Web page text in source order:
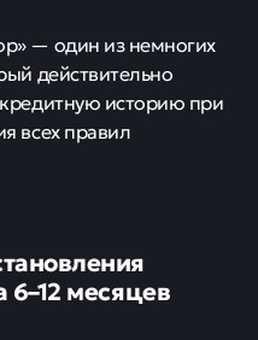
— один из немногих
действительно
историю при
всех правил
6–12 месяцев